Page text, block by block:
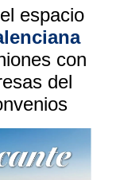
espacio
con
del